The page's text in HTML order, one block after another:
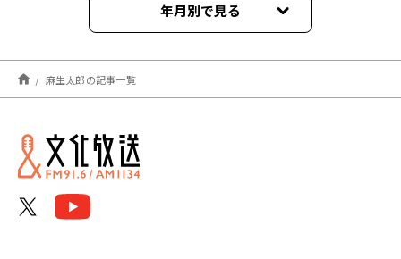
年月別で見る
2025年10月
2024年06月
2024年02月
麻生太郎の記事一覧